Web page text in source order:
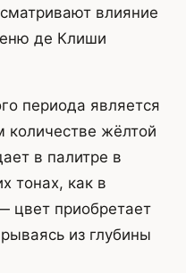
влияние
де Клиши
периода является
количестве жёлтой
в палитре в
тонах, как в
цвет приобретает
из глубины